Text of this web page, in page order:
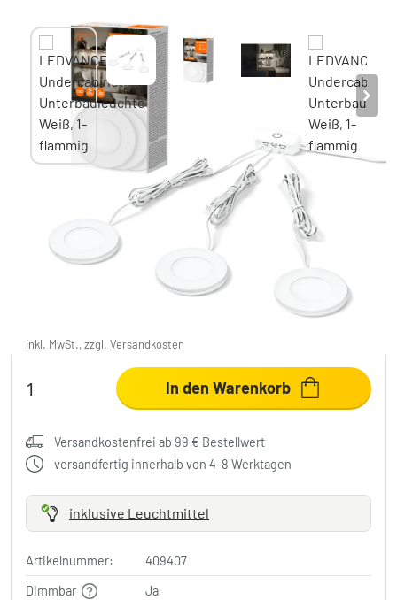
LEDVANCE Undercabinet Unterbauleuchte
Weiß, 1-flammig
inkl. MwSt., zzgl. Versandkosten
In den Warenkorb
Versandkostenfrei ab 99 € Bestellwert
versandfertig innerhalb von 4-8 Werktagen
inklusive Leuchtmittel
Artikelnummer:
409407
Dimmbar
Ja